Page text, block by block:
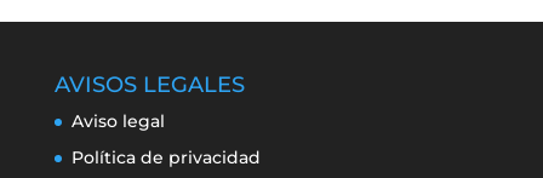
AVISOS LEGALES
Aviso legal
Política de privacidad